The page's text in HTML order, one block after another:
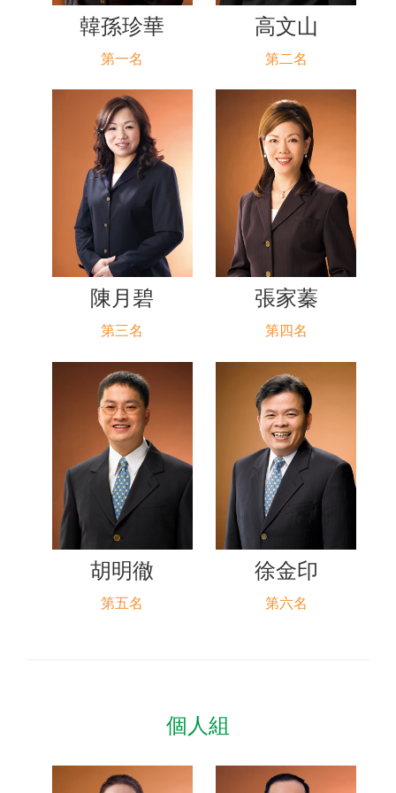
韓孫珍華
第一名
高文山
第二名
陳月碧
第三名
張家蓁
第四名
胡明徹
第五名
徐金印
第六名
個人組